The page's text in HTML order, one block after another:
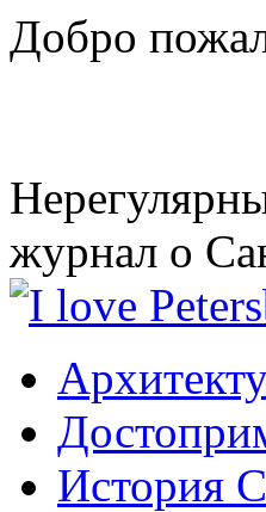
Добро
журнал о
История